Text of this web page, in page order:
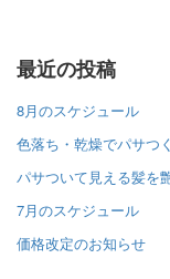
最近の投稿
8月のスケジュール
色落ち・乾燥でパサつ
パサついて見える髪を
7月のスケジュール
価格改定のお知らせ